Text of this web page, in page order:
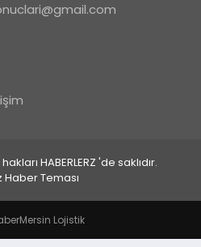
HABERLERZ 'de saklıdır.
Teması
Mersin Lojistik